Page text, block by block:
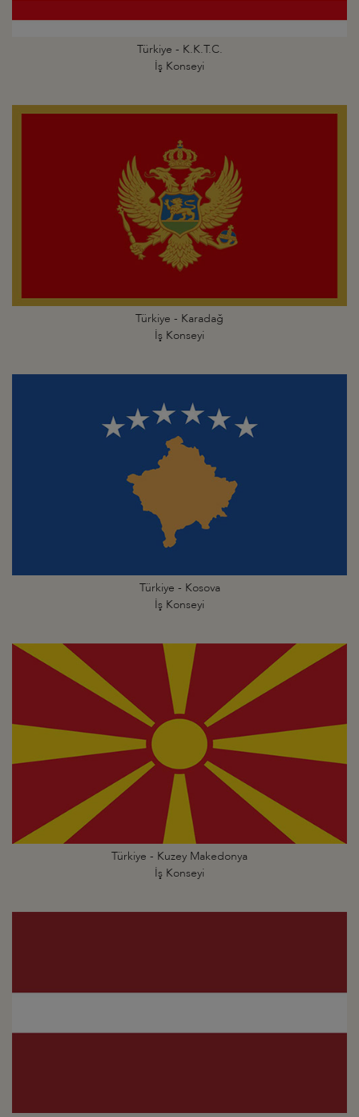
Türkiye - K.K.T.C.
İş Konseyi
Türkiye - Karadağ
İş Konseyi
Türkiye - Kosova
İş Konseyi
Türkiye - Kuzey Makedonya
İş Konseyi